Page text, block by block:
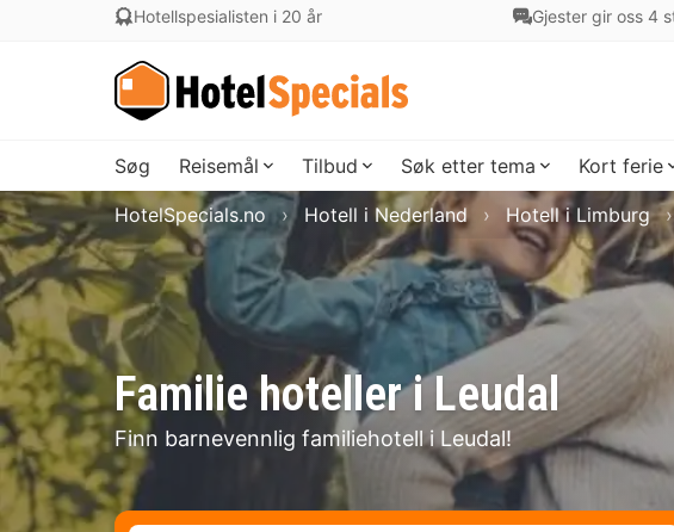
Hotellspesialisten i 20 år Gjester gir oss 4
Søg Reisemål Tilbud Søk etter tema Kort ferie
Familie hoteller i Leudal
Finn barnevennlig familiehotell i Leudal!
HotelSpecials.no Hotell i Nederland Hotell i Limburg